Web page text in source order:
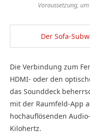
Voraussetzung,
Der Sofa-
Die Verbindung zum
HDMI- oder den
das Sounddeck
mit der Raumfeld-App
hochauflösenden
Kilohertz.